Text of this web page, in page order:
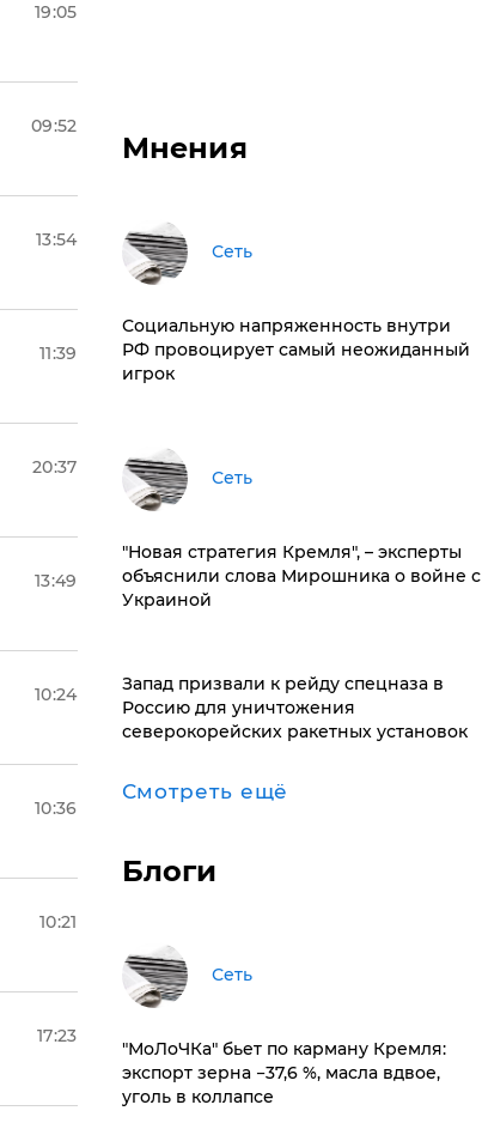
19:05
09:52
13:54
11:39
20:37
13:49
10:24
10:36
10:21
17:23
Мнения
Сеть
Социальную напряженность внутри
РФ провоцирует самый неожиданный
игрок
Сеть
"Новая стратегия Кремля", – эксперты
объяснили слова Мирошника о войне с
Украиной
Запад призвали к рейду спецназа в
Россию для уничтожения
северокорейских ракетных установок
Смотреть ещё
Блоги
Сеть
​"МоЛоЧКа" бьет по карману Кремля:
экспорт зерна −37,6 %, масла вдвое,
уголь в коллапсе